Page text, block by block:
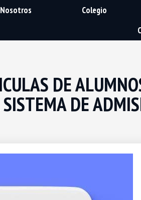
Nosotros Colegio
DE
DE